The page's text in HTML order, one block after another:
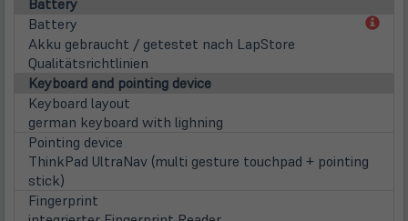
Battery
Battery
Akku gebraucht / getestet nach LapStore
Qualitätsrichtlinien
Keyboard and pointing device
Keyboard layout
german keyboard with lighning
Pointing device
ThinkPad UltraNav (multi gesture touchpad + pointing
stick)
Fingerprint